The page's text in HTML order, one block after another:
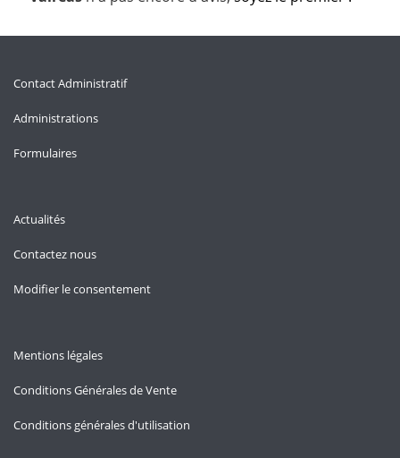
Contact Administratif
Administrations
Formulaires
Actualités
Contactez nous
Modifier le consentement
Mentions légales
Conditions Générales de Vente
Conditions générales d'utilisation